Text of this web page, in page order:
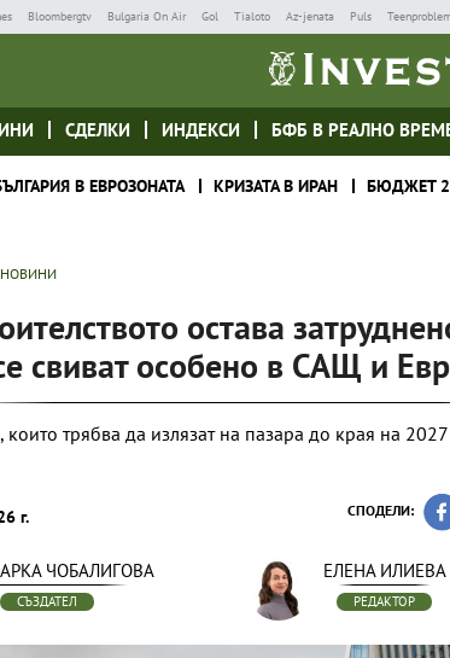
Bloombergtv Bulgaria On Air Gol Tialoto Az-jenata Puls
СДЕЛКИ ИНДЕКСИ БФБ В РЕАЛНО
В ЕВРОЗОНАТА КРИЗАТА В ИРАН БЮДЖЕТ
НОВИНИ
остава
свиват особено в САЩ и
трябва да излязат на пазара до края на 2027
г. СПОДЕЛИ:
ЧОБАЛИГОВА
СЪЗДАТЕЛ
ЕЛЕНА ИЛИЕВА
РЕДАКТОР